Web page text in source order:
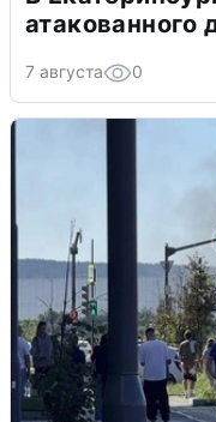
атакованного
7 августа 0